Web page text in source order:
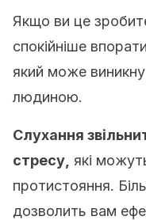
Якщо ви це
спокійніше
який може
людиною.
Слухання
стресу, які
протистояння.
дозволить вам